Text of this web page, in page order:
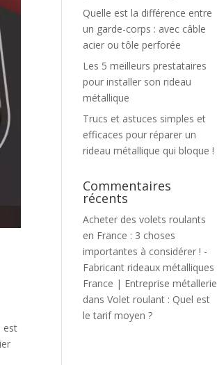
est
Quelle est la différence entre
un garde-corps : avec câble
acier ou tôle perforée
Les 5 meilleurs prestataires
pour installer son rideau
métallique
Trucs et astuces simples et
efficaces pour réparer un
rideau métallique qui bloque !
Commentaires
récents
Acheter des volets roulants
en France : 3 choses
importantes à considérer ! -
Fabricant rideaux métalliques
France | Entreprise métallerie
dansVolet roulant : Quel est
le tarif moyen ?